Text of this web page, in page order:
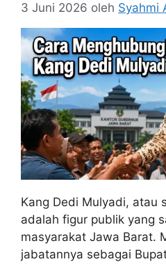
3 Juni 2026 oleh Syahmi
Kang Dedi Mulyadi, atau
adalah figur publik yang
masyarakat Jawa Barat.
jabatannya sebagai